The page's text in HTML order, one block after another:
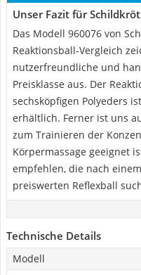
Unser Fazit für
Das Modell 960076 von
Reaktionsball-Vergleich
nutzerfreundliche und
Preisklasse aus. Der
sechsköpfigen Polyeders
erhältlich. Ferner ist uns
zum Trainieren der
Körpermassage geeignet
empfehlen, die nach
preiswerten Reflexball
Technische Details
Modell